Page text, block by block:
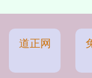
道正网